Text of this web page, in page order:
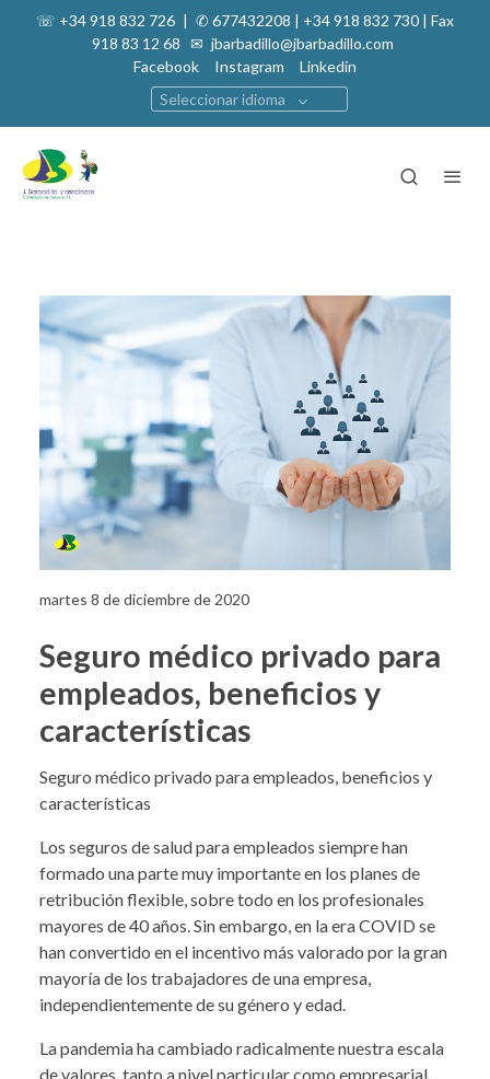
☏ +34 918 832 726 | ✆ 677432208 | +34 918 832 730 | Fax
918 83 12 68 ✉ jbarbadillo@jbarbadillo.com
Facebook
Instagram
Linkedin
Seleccionar idioma
martes 8 de diciembre de 2020
Seguro médico privado para
empleados, beneficios y
características
Seguro médico privado para empleados, beneficios y
características
Los seguros de salud para empleados siempre han
formado una parte muy importante en los planes de
retribución flexible, sobre todo en los profesionales
mayores de 40 años. Sin embargo, en la era COVID se
han convertido en el incentivo más valorado por la gran
mayoría de los trabajadores de una empresa,
independientemente de su género y edad.
La pandemia ha cambiado radicalmente nuestra escala
de valores, tanto a nivel particular como empresarial.